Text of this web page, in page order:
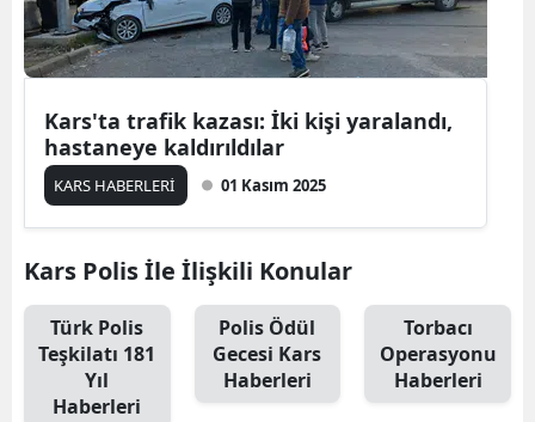
Malatya
Manisa
Mardin
Muş
Nevşehir
Kars'ta trafik kazası: İki kişi yaralandı,
hastaneye kaldırıldılar
KARS HABERLERİ 01 Kasım 2025
Kars Polis İle İlişkili Konular
Türk Polis
Teşkilatı 181
Yıl
Haberleri
Polis Ödül
Gecesi Kars
Haberleri
Torbacı
Operasyonu
Haberleri